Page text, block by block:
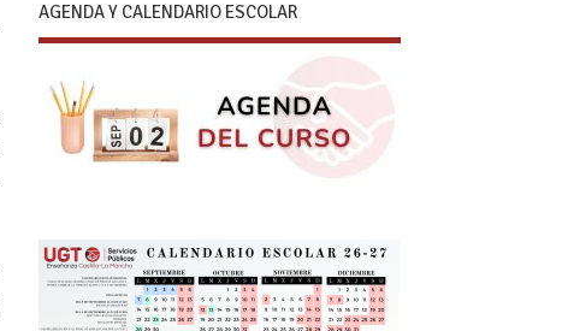
AGENDA Y CALENDARIO ESCOLAR